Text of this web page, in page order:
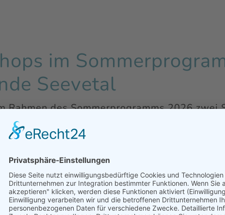
im
Seevetal
Rahmen des Sommerprogramms 2026 zwei
Die Angebote richten sich an Kinder,
bis zu fortgeschrittenen Fahrerinnen und
erfolgt durch erfahrene Coaches. Der
anderen Nutzerinnen und Nutzern
willkommen!